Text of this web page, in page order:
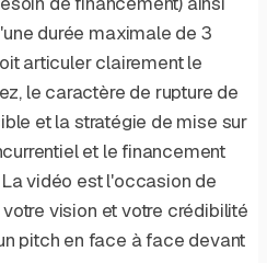
durée maximale de 3
articuler clairement le
le caractère de rupture de
et la stratégie de mise sur
et le financement
vidéo est l'occasion de
vision et votre crédibilité
pitch en face à face devant